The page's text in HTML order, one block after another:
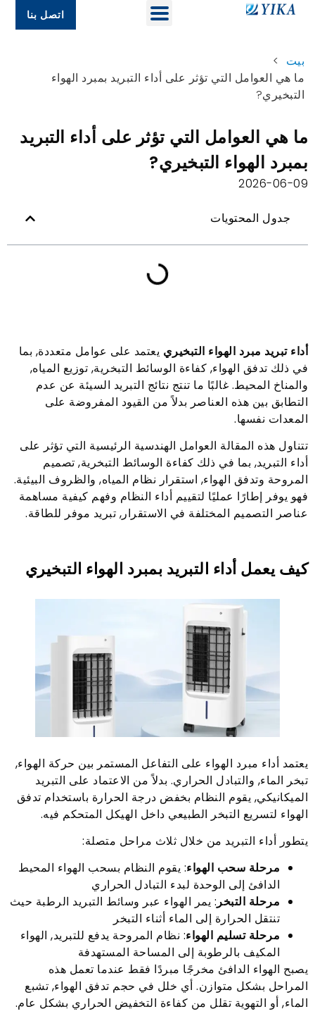
اتصل بنا
بيت >
ما هي العوامل التي تؤثر على أداء التبريد بمبرد الهواء
التبخيري?
ما هي العوامل التي تؤثر على أداء التبريد
بمبرد الهواء التبخيري?
2026-06-09
جدول المحتويات
أداء تبريد مبرد الهواء التبخيري يعتمد على عوامل متعددة, بما
في ذلك تدفق الهواء, كفاءة الوسائط التبخرية, توزيع المياه,
والمناخ المحيط. غالبًا ما تنتج نتائج التبريد السيئة عن عدم
التطابق بين هذه العناصر بدلاً من القيود المفروضة على
المعدات نفسها.
تتناول هذه المقالة العوامل الهندسية الرئيسية التي تؤثر على
أداء التبريد, بما في ذلك كفاءة الوسائط التبخرية, تصميم
المروحة وتدفق الهواء, استقرار نظام المياه, والظروف البيئية.
فهو يوفر إطارًا عمليًا لتقييم أداء النظام وفهم كيفية مساهمة
عناصر التصميم المختلفة في الاستقرار, تبريد موفر للطاقة.
كيف يعمل أداء التبريد بمبرد الهواء التبخيري
يعتمد أداء مبرد الهواء على التفاعل المستمر بين حركة الهواء,
تبخر الماء, والتبادل الحراري. بدلاً من الاعتماد على التبريد
الميكانيكي, يقوم النظام بخفض درجة الحرارة باستخدام تدفق
الهواء لتسريع التبخر الطبيعي داخل الهيكل المتحكم فيه.
يتطور أداء التبريد من خلال ثلاث مراحل متصلة:
مرحلة سحب الهواء: يقوم النظام بسحب الهواء المحيط
الدافئ إلى الوحدة لبدء التبادل الحراري
مرحلة التبخر: يمر الهواء عبر وسائط التبريد الرطبة حيث
تنتقل الحرارة إلى الماء أثناء التبخر
مرحلة تسليم الهواء: نظام المروحة يدفع للتبريد, الهواء
المكيف بالرطوبة إلى المساحة المستهدفة
يصبح الهواء الدافئ مخرجًا مبردًا فقط عندما تعمل هذه
المراحل بشكل متوازن. أي خلل في حجم تدفق الهواء, تشبع
الماء, أو التهوية تقلل من كفاءة التخفيض الحراري بشكل عام.